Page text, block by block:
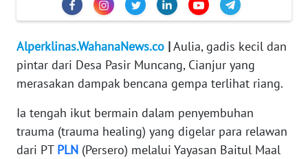
Alperklinas.WahanaNews.co |Aulia, gadis kecil dan
pintar dari Desa Pasir Muncang, Cianjur yang
merasakan dampak bencana gempa terlihat riang.
Ia tengah ikut bermain dalam penyembuhan
trauma (trauma healing) yang digelar para relawan
dari PT PLN (Persero) melalui Yayasan Baitul Maal
PEDOMAN
MEDIA
REDAKSI
KARIR
DISCLAIMER